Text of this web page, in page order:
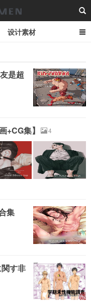
设计素材
是超
+CG集】 4
集
す非